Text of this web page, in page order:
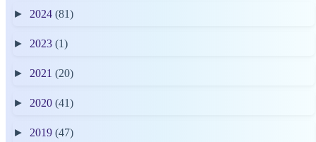
► 2024 (81)
► 2023 (1)
► 2021 (20)
► 2020 (41)
► 2019 (47)